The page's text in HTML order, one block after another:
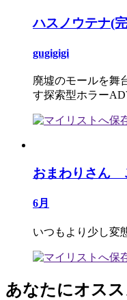
ハスノウテナ(
gugigigi
廃墟のモールを舞
す探索型ホラー
おまわりさん
6月
いつもより少し変
あなたにオス